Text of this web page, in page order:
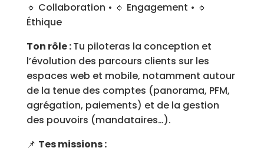
🔹 Collaboration • 🔹 Engagement • 🔹
Éthique
Ton rôle :Tu piloteras la conception et
l’évolution des parcours clients sur les
espaces web et mobile, notamment autour
de la tenue des comptes (panorama, PFM,
agrégation, paiements) et de la gestion
des pouvoirs (mandataires…).
📌 Tes missions :